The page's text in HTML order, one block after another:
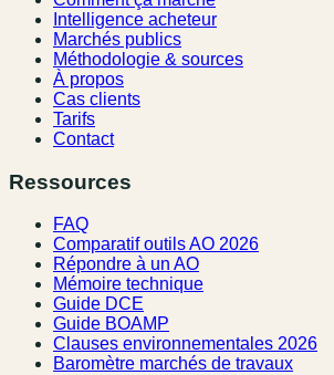
Intelligence acheteur
Marchés publics
Méthodologie & sources
À propos
Cas clients
Tarifs
Contact
Ressources
FAQ
Comparatif outils AO 2026
Répondre à un AO
Mémoire technique
Guide DCE
Guide BOAMP
Clauses environnementales 2026
Baromètre marchés de travaux